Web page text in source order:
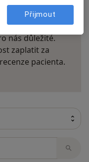
nás důležité.
zaplatit za
pacienta.
Přijmout